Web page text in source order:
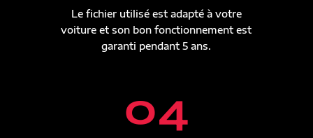
Le fichier utilisé est adapté à votre
voiture et son bon fonctionnement est
garanti pendant 5 ans.
04